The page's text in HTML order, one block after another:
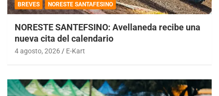
BREVES NORESTE SANTAFESINO
NORESTE SANTEFSINO: Avellaneda recibe una
nueva cita del calendario
4 agosto, 2026 E-Kart